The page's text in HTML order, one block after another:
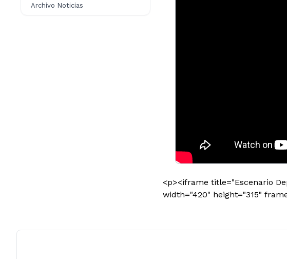
Archivo Noticias
<p><iframe title="Escenario
width="420" height="315"